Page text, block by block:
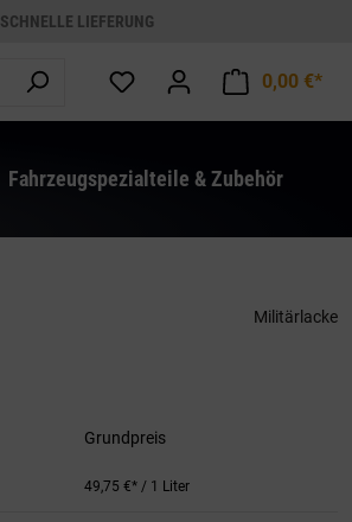
SCHNELLE LIEFERUNG
0,00 €*
Fahrzeugspezialteile & Zubehör
Militärlacke
Grundpreis
49,75 €* / 1 Liter